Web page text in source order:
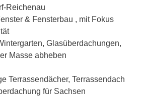
Reichenau
& Fensterbau , mit Fokus
Glasüberdachungen,
Masse abheben
Terrassendächer, Terrassendach
für Sachsen